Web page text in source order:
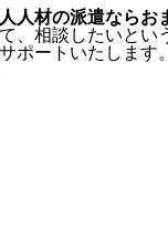
人材の派遣ならお
、相談したいとい
ポートいたします。